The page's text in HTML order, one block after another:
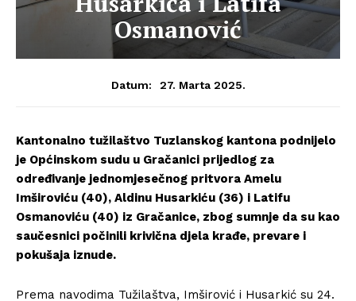
Osmanović
Datum: 27. Marta 2025.
Kantonalno tužilaštvo Tuzlanskog kantona podnijelo
je Općinskom sudu u Gračanici prijedlog za
određivanje jednomjesečnog pritvora Amelu
Imširoviću (40), Aldinu Husarkiću (36) i Latifu
Osmanoviću (40) iz Gračanice, zbog sumnje da su kao
saučesnici počinili krivična djela krađe, prevare i
pokušaja iznude.
Prema navodima Tužilaštva, Imširović i Husarkić su 24.